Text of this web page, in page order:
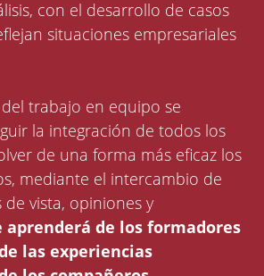
con el desarrollo de casos
situaciones empresariales
trabajo en equipo se
la integración de todos los
de una forma más eficaz los
mediante el intercambio de
vista, opiniones y
aprenderá de los formadores
las experiencias